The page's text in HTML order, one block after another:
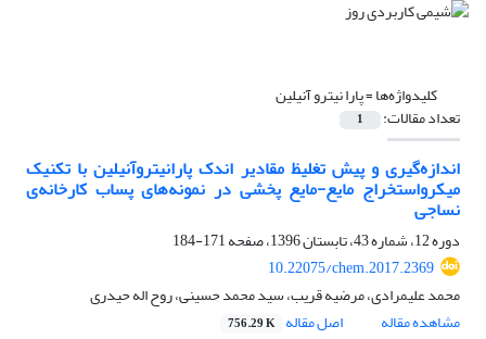
کلیدواژه‌ها =پارا نیترو آنیلین
تعداد مقالات: 1
اندازه‌گیری و پیش تغلیظ مقادیر اندک پارا‌نیترو‌آنیلین با تکنیک
میکرواستخراج مایع-مایع پخشی در نمونه‌های پساب کارخانه‌ی
نساجی
دوره 12، شماره 43، تابستان 1396، صفحه
171-184
10.22075/chem.2017.2369
محمد علیمرادی، مرضیه قریب، سید محمد حسینی، روح اله حیدری
مشاهده مقاله
اصل مقاله 756.29 K